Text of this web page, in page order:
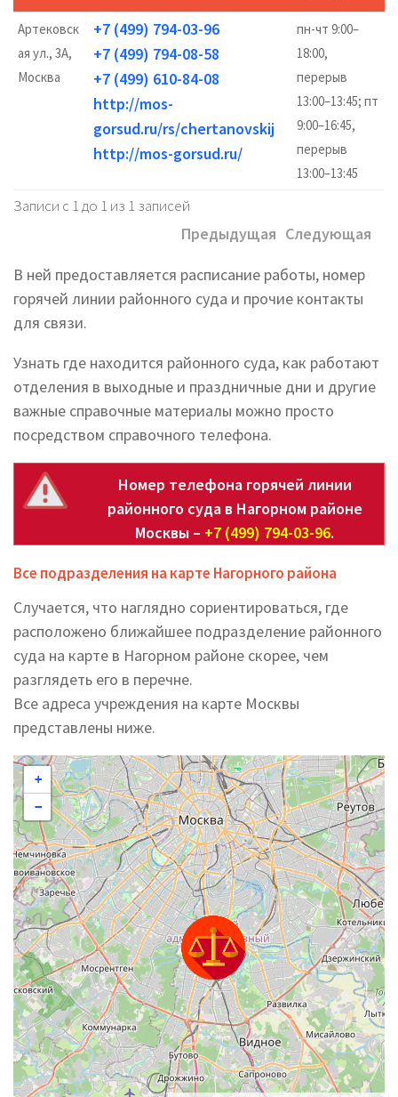
Артековск
ая ул., 3А,
Москва
+7 (499) 794-03-96
+7 (499) 794-08-58
+7 (499) 610-84-08
http://mos-
gorsud.ru/rs/chertanovskij
http://mos-gorsud.ru/
пн-чт 9:00–
18:00,
перерыв
13:00–13:45; пт
9:00–16:45,
перерыв
13:00–13:45
Записи с 1 до 1 из 1 записей
Предыдущая Следующая
В ней предоставляется расписание работы, номер
горячей линии районного суда и прочие контакты
для связи.
Узнать где находится районного суда, как работают
отделения в выходные и праздничные дни и другие
важные справочные материалы можно просто
посредством справочного телефона.
Номер телефона горячей линии
районного суда в Нагорном районе
Москвы – +7 (499) 794-03-96.
Все подразделения на карте Нагорного района
Случается, что наглядно сориентироваться, где
расположено ближайшее подразделение районного
суда на карте в Нагорном районе скорее, чем
разглядеть его в перечне.
Все адреса учреждения на карте Москвы
представлены ниже.
+
−